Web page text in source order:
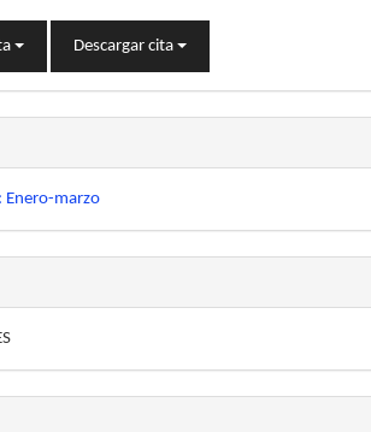
Descargar cita
Enero-marzo